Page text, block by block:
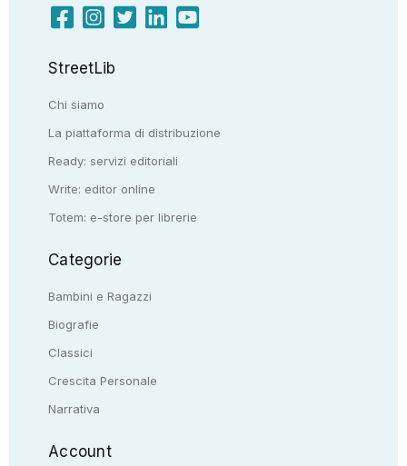
StreetLib
Chi siamo
La piattaforma di distribuzione
Ready: servizi editoriali
Write: editor online
Totem: e-store per librerie
Categorie
Bambini e Ragazzi
Biografie
Classici
Crescita Personale
Narrativa
Account